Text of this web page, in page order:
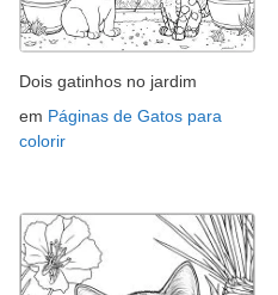
Dois gatinhos no jardim
em Páginas de Gatos para
colorir